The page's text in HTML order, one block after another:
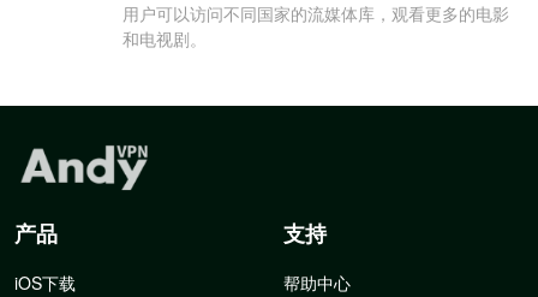
用户可以访问不同国家的流媒体库，观看更多的电影
和电视剧。
产品
iOS下载
支持
帮助中心